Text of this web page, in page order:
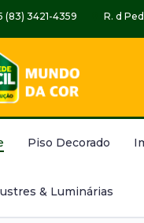
(83) 3421-4359 R. d
Piso Decorado
& Luminárias